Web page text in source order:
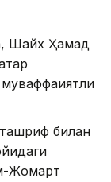
Шайх Ҳамад
билан
Жомарт